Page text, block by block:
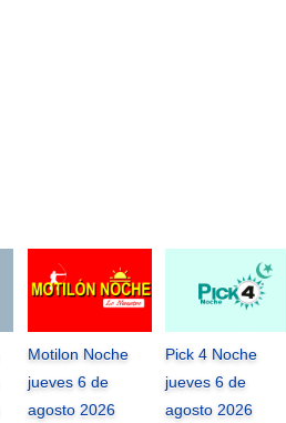
Motilon Noche
jueves 6 de
agosto 2026
Pick 4 Noche
jueves 6 de
agosto 2026